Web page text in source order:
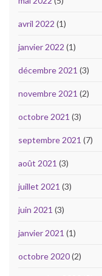
avril 2022 (1)
janvier 2022 (1)
décembre 2021 (3)
novembre 2021 (2)
octobre 2021 (3)
septembre 2021 (7)
août 2021 (3)
juillet 2021 (3)
juin 2021 (3)
janvier 2021 (1)
octobre 2020(2)